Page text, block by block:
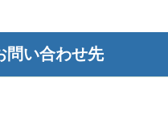
問い合わせ先